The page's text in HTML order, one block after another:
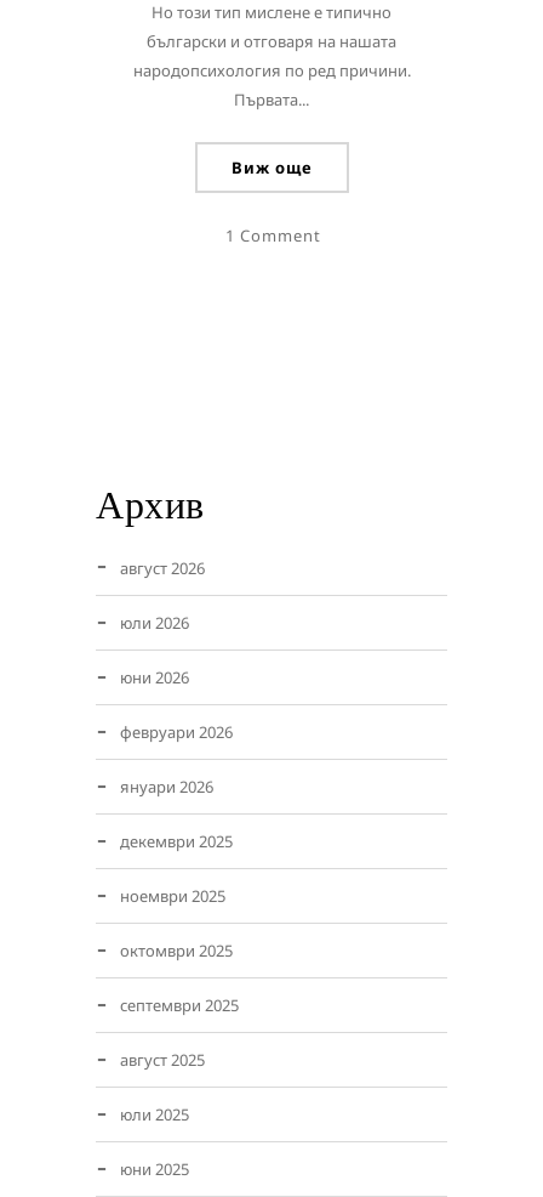
Но този тип мислене е типично
български и отговаря на нашата
народопсихология по ред причини.
Първата...
Виж още
1 Comment
Архив
август 2026
юли 2026
юни 2026
февруари 2026
януари 2026
декември 2025
ноември 2025
октомври 2025
септември 2025
август 2025
юли 2025
юни 2025